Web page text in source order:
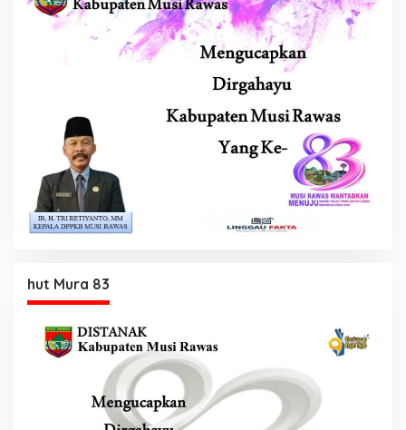
hut Mura 83